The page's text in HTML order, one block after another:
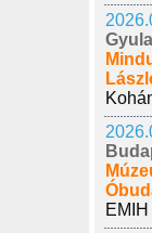
Gyula